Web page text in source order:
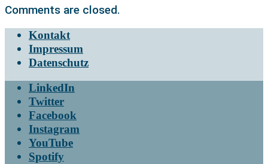
Comments are closed.
Kontakt
Impressum
Datenschutz
LinkedIn
Twitter
Facebook
Instagram
YouTube
Spotify